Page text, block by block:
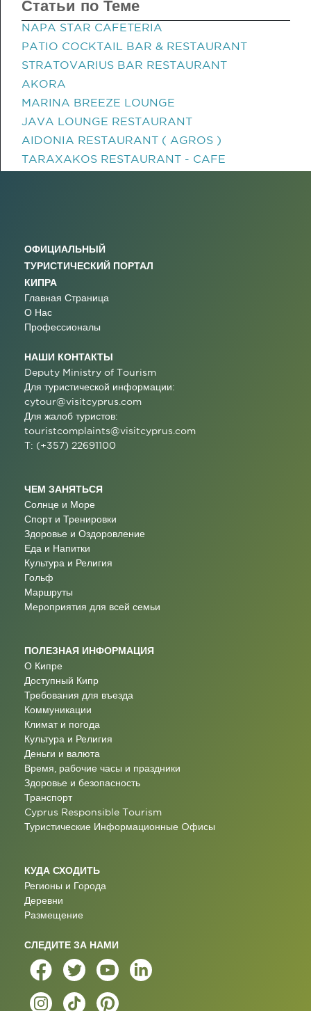
Статьи по Теме
NAPA STAR CAFETERIA
PATIO COCKTAIL BAR & RESTAURANT
STRATOVARIUS BAR RESTAURANT
AKORA
MARINA BREEZE LOUNGE
JAVA LOUNGE RESTAURANT
AIDONIA RESTAURANT ( AGROS )
TARAXAKOS RESTAURANT - CAFE
ОФИЦИАЛЬНЫЙ
ТУРИСТИЧЕСКИЙ ПОРТАЛ
КИПРА
Главная Страница
О Нас
Профессионалы
НАШИ КОНТАКТЫ
Deputy Ministry of Tourism
Для туристической информации:
cytour@visitcyprus.com
Для жалоб туристов:
touristcomplaints@visitcyprus.com
T: (+357) 22691100
ЧЕМ ЗАНЯТЬСЯ
Солнце и Море
Спорт и Тренировки
Здоровье и Оздоровление
Еда и Напитки
Культура и Религия
Гольф
Маршруты
Мероприятия для всей семьи
ПОЛЕЗНАЯ ИНФОРМАЦИЯ
О Кипре
Доступный Кипр
Требования для въезда
Коммуникации
Климат и погода
Культура и Религия
Деньги и валюта
Время, рабочие часы и праздники
Здоровье и безопасность
Транспорт
Cyprus Responsible Tourism
Туристические Информационные Oфисы
КУДА СХОДИТЬ
Регионы и Города
Деревни
Размещение
СЛЕДИТЕ ЗА НАМИ